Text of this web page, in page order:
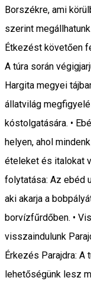
Borszékre, ami
szerint
Étkezést követően
A túra során
Hargita megyei
állatvilág
kóstolgatására. •
helyen, ahol
ételeket és italokat
folytatása: Az ebéd
aki akarja a
borvízfűrdőben. •
visszaindulunk
Érkezés Parajdra: A
lehetőségünk lesz